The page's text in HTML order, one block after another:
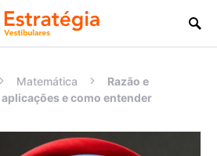
Matemática
Razão e
e como entender